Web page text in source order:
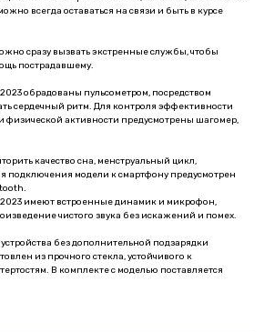
всегда оставаться на связи и быть в курсе
сразу вызвать экстренные службы, чтобы
пострадавшему.
обрадованы пульсометром, посредством
сердечный ритм. Для контроля эффективности
активности предусмотрены шагомер,
качество сна, менструальный цикл,
подключения модели к смартфону предусмотрен
2023 имеют встроенные динамик и микрофон,
чистого звука без искажений и помех.
без дополнительной подзарядки
из прочного стекла, устойчивого к
В комплекте с моделью поставляется